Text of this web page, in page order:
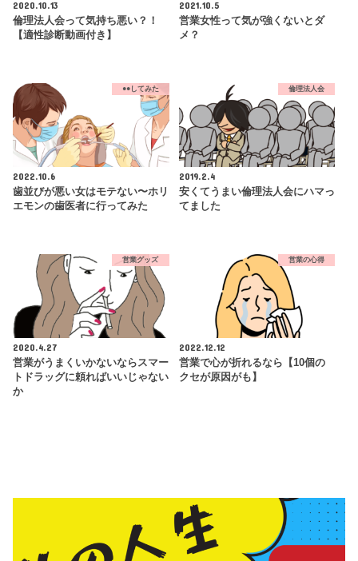
2020.10.13
倫理法人会って気持ち悪い？！
【適性診断動画付き】
2021.10.5
営業女性って気が強くないとダ
メ？
●●してみた
2022.10.6
歯並びが悪い女はモテない〜ホリ
エモンの歯医者に行ってみた
倫理法人会
2019.2.4
安くてうまい倫理法人会にハマっ
てました
営業グッズ
2020.4.27
営業がうまくいかないならスマー
トドラッグに頼ればいいじゃない
か
営業の心得
2022.12.12
営業で心が折れるなら【10個の
クセが原因がも】